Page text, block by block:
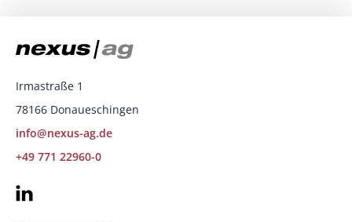
Irmastraße 1
78166 Donaueschingen
info@nexus-ag.de
+49 771 22960-0